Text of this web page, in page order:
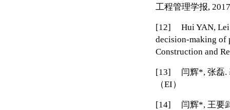
工程管理学报,
[12] Hui YAN, Lei
decision-making of
Construction and
[13] 闫辉*, 张磊.
（EI）
[14] 闫辉*, 王要